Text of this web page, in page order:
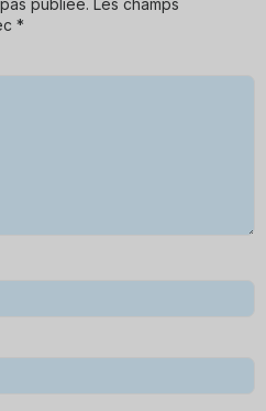
publiée. Les champs
*